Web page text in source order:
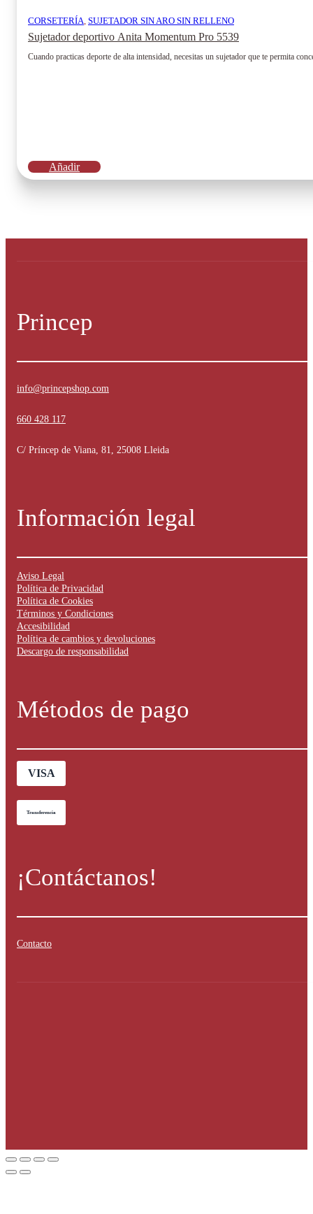
CORSETERÍA SUJETADOR SIN ARO SIN RELLENO
Sujetador deportivo Anita Momentum Pro 5539
Cuando practicas deporte de alta intensidad, necesitas un sujetador que te permita
Añadir
Princep
info@princepshop.com
660 428 117
C/ Príncep de Viana, 81, 25008 Lleida
Información legal
Aviso Legal
Política de Privacidad
Política de Cookies
Términos y Condiciones
Accesibilidad
Política de cambios y devoluciones
Descargo de responsabilidad
Métodos de pago
VISA
Transferencia
¡Contáctanos!
Contacto